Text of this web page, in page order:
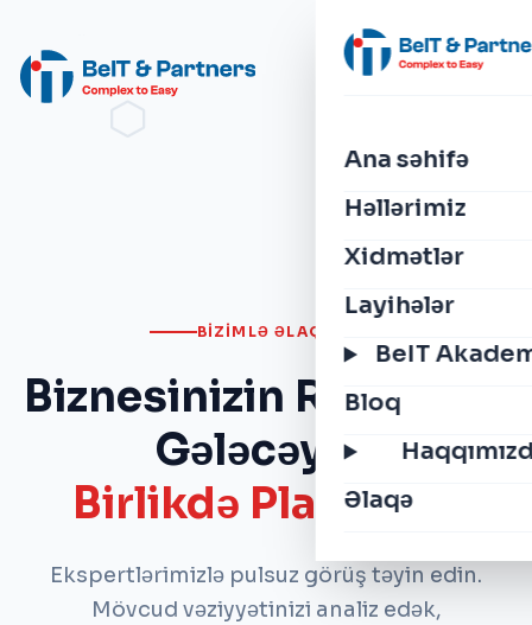
Ana səhifə
Həllərimiz
Xidmətlər
Layihələr
BeIT
Bloq
Əlaqə
BIZIMLƏ ƏLAQƏ
Biznesinizin Rəqəmsal
Gələcəyini
Birlikdə Planlayaq
Ekspertlərimizlə pulsuz görüş təyin edin.
Mövcud vəziyyətinizi analiz edək,